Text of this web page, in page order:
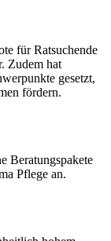
für Ratsuchende
Zudem hat
gesetzt,
fördern.
Beratungspakete
Pflege an.